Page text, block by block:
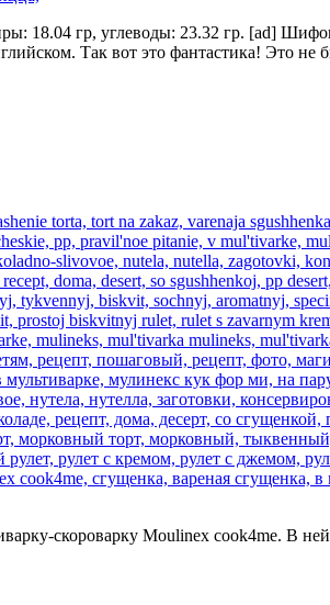
18.04 гр, углеводы: 23.32 гр. [ad]
Так вот это фантастика! Это
скороварку Moulinex cook4me. В